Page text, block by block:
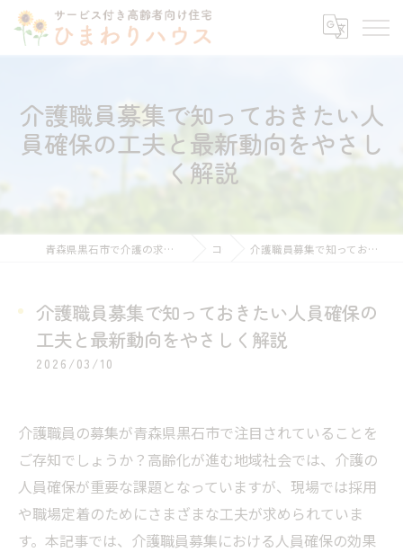
介護職員募集で知っておきたい人
員確保の工夫と最新動向をやさし
く解説
青森県黒石市で介護の求人ならサービス付き高齢者向け住宅ひまわりハウス コラム 介護職員募集で知っておきたい人員確保の工夫と最新動向をやさしく解説
介護職員募集で知っておきたい人員確保の
工夫と最新動向をやさしく解説
2026/03/10
介護職員の募集が青森県黒石市で注目されていることを
ご存知でしょうか？高齢化が進む地域社会では、介護の
人員確保が重要な課題となっていますが、現場では採用
や職場定着のためにさまざまな工夫が求められていま
す。本記事では、介護職員募集における人員確保の効果